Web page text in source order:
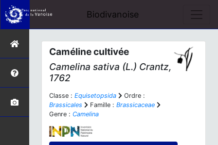
Biodivanoise
Caméline cultivée
Camelina sativa (L.) Crantz,
1762
Classe : Equisetopsida
Ordre :
Brassicales
Famille : Brassicaceae
Genre : Camelina